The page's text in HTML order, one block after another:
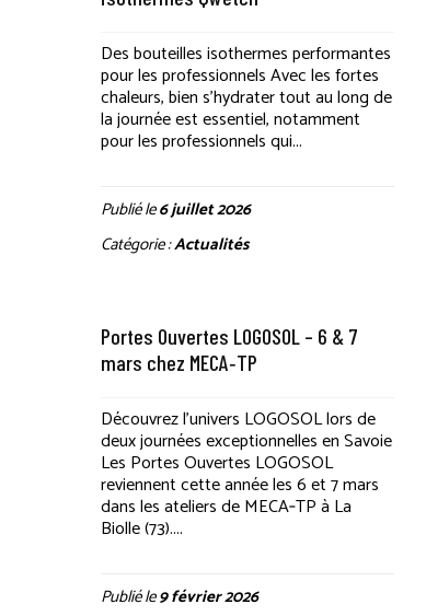
Des bouteilles isothermes performantes
pour les professionnels Avec les fortes
chaleurs, bien s’hydrater tout au long de
la journée est essentiel, notamment
pour les professionnels qui...
Publié le6 juillet 2026
Catégorie :Actualités
Portes Ouvertes LOGOSOL – 6 & 7
mars chez MECA‑TP
Découvrez l’univers LOGOSOL lors de
deux journées exceptionnelles en Savoie
Les Portes Ouvertes LOGOSOL
reviennent cette année les 6 et 7 mars
dans les ateliers de MECA‑TP à La
Biolle (73)....
Publié le9 février 2026